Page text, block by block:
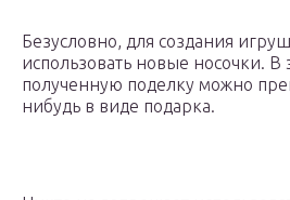
Безусловно, для создания
использовать новые носочки. В
полученную поделку можно
нибудь в виде подарка.